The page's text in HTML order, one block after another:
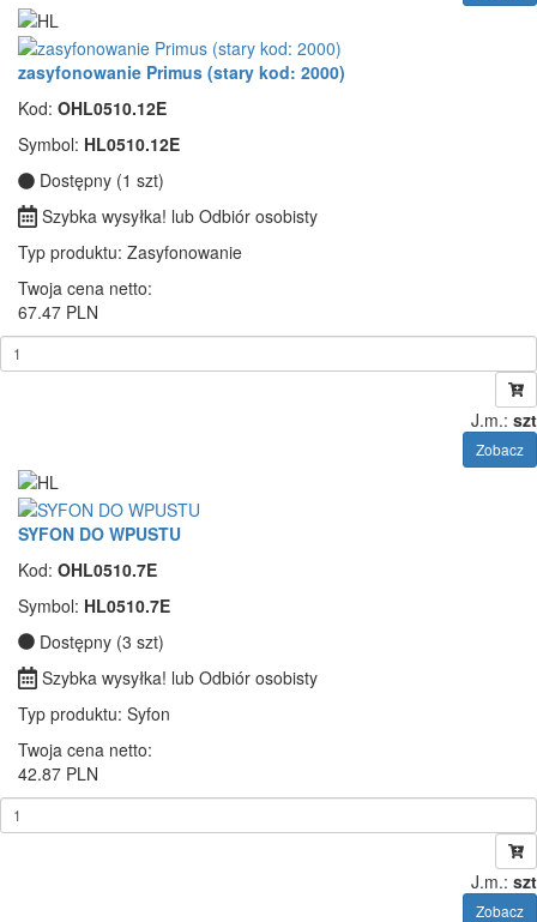
zasyfonowanie Primus (stary kod: 2000)
Kod: OHL0510.12E
Symbol: HL0510.12E
Dostępny (1 szt)
Szybka wysyłka! lub Odbiór osobisty
Typ produktu: Zasyfonowanie
Twoja cena netto:
67.47 PLN
J.m.: szt
Zobacz
SYFON DO WPUSTU
Kod: OHL0510.7E
Symbol: HL0510.7E
Dostępny (3 szt)
Szybka wysyłka! lub Odbiór osobisty
Typ produktu: Syfon
Twoja cena netto:
42.87 PLN
J.m.: szt
Zobacz